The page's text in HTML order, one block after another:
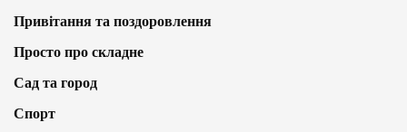
Привітання та поздоровлення
Просто про складне
Сад та город
Спорт